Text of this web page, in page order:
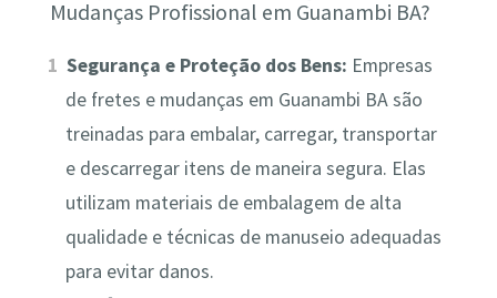
Mudanças Profissional em Guanambi BA?
Segurança e Proteção dos Bens: Empresas
de fretes e mudanças em Guanambi BA são
treinadas para embalar, carregar, transportar
e descarregar itens de maneira segura. Elas
utilizam materiais de embalagem de alta
qualidade e técnicas de manuseio adequadas
para evitar danos.